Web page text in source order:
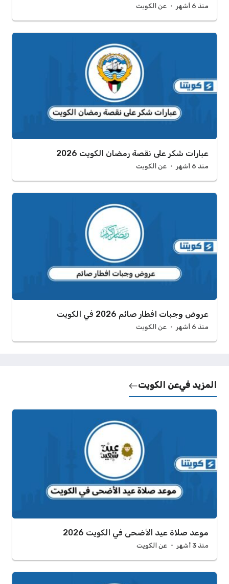
منذ 6 أشهر عن الكويت
عبارات شكر على نقصة رمضان الكويت 2026
منذ 6 أشهر عن الكويت
عروض وجبات افطار صائم 2026 في الكويت
منذ 6 أشهر عن الكويت
المزيد فيعن الكويت
موعد صلاة عيد الأضحى في الكويت 2026
منذ 3 أشهر عن الكويت